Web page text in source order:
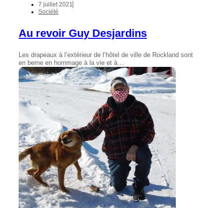
7 juillet 2021
Société
Au revoir Guy Desjardins
Les drapeaux à l’extérieur de l’hôtel de ville de Rockland sont
en berne en hommage à la vie et à…